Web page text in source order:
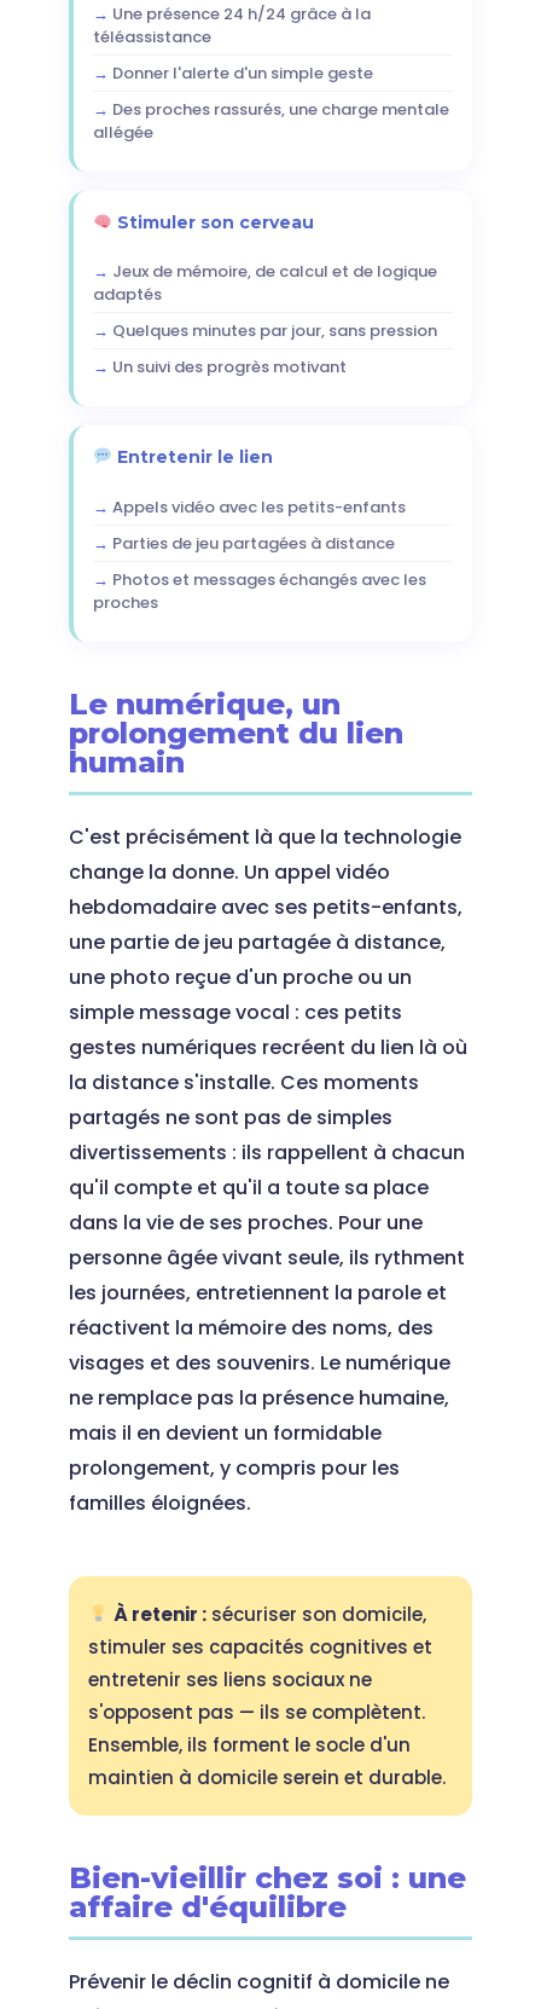
Une présence 24 h/24 grâce à la
téléassistance
Donner l'alerte d'un simple geste
Des proches rassurés, une charge mentale
allégée
Stimuler son cerveau
Jeux de mémoire, de calcul et de logique
adaptés
Quelques minutes par jour, sans pression
Un suivi des progrès motivant
Entretenir le lien
Appels vidéo avec les petits-enfants
Parties de jeu partagées à distance
Photos et messages échangés avec les
proches
Le numérique, un
prolongement du lien
humain
C'est précisément là que la technologie
change la donne. Un appel vidéo
hebdomadaire avec ses petits-enfants,
une partie de jeu partagée à distance,
une photo reçue d'un proche ou un
simple message vocal : ces petits
gestes numériques recréent du lien là où
la distance s'installe. Ces moments
partagés ne sont pas de simples
divertissements : ils rappellent à chacun
qu'il compte et qu'il a toute sa place
dans la vie de ses proches. Pour une
personne âgée vivant seule, ils rythment
les journées, entretiennent la parole et
réactivent la mémoire des noms, des
visages et des souvenirs. Le numérique
ne remplace pas la présence humaine,
mais il en devient un formidable
prolongement, y compris pour les
familles éloignées.
À retenir :sécuriser son domicile,
stimuler ses capacités cognitives et
entretenir ses liens sociaux ne
s'opposent pas — ils se complètent.
Ensemble, ils forment le socle d'un
maintien à domicile serein et durable.
Bien-vieillir chez soi : une
affaire d'équilibre
Prévenir le déclin cognitif à domicile ne